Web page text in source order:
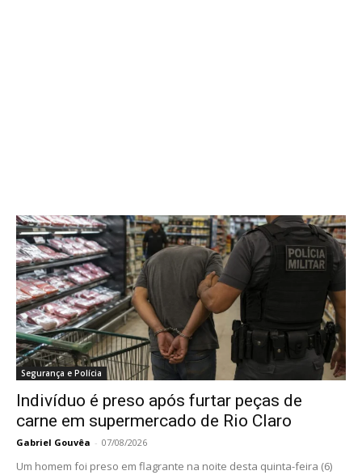
Segurança e Polícia
Indivíduo é preso após furtar peças de
carne em supermercado de Rio Claro
Gabriel Gouvêa - 07/08/2026
Um homem foi preso em flagrante na noite desta quinta-feira (6)